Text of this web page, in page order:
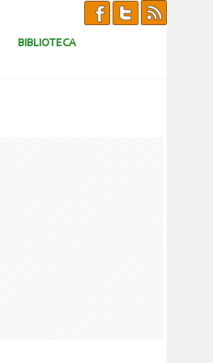
BIBLIOTECA